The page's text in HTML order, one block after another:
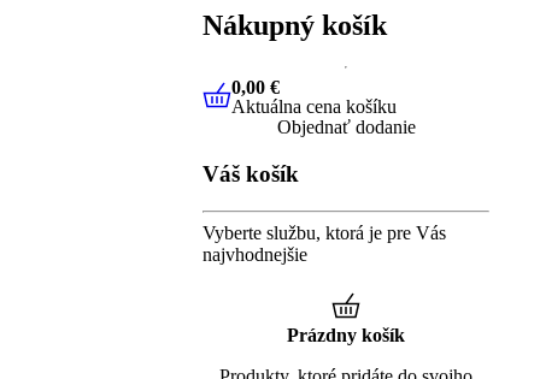
Nákupný košík
0,00 €Aktuálna cena košíku
0,00 €
Aktuálna cena košíku
Objednať dodanie
Váš košík
Vyberte službu, ktorá je pre Vás
najvhodnejšie
Prázdny košík